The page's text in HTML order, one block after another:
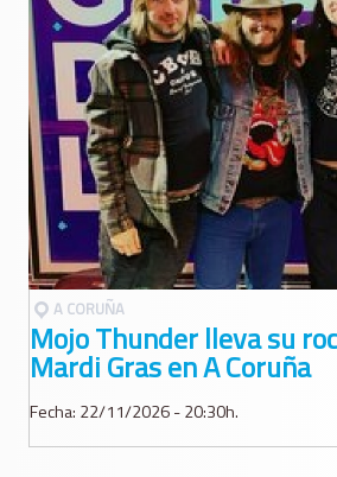
A CORUÑA
Mojo Thunder lleva su
Mardi Gras en A Coruña
Fecha: 22/11/2026 - 20:30h.